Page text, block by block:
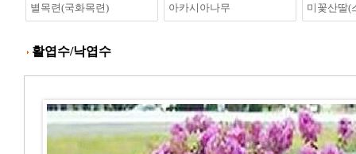
별목련(국화목련) 아카시아나무 미꽃산딸(
활엽수/낙엽수